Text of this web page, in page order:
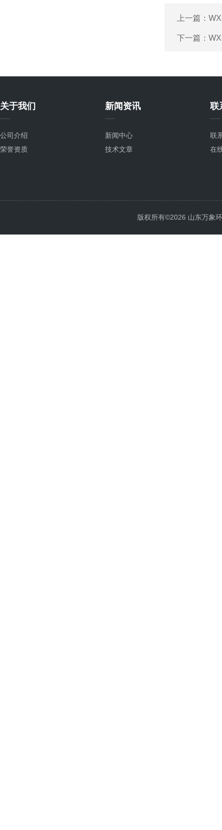
上一篇：
下一篇：
关于我们
公司介绍
荣誉资质
新闻资讯
新闻中心
技术文章
联
联
在
版权所有©2026 山东万象